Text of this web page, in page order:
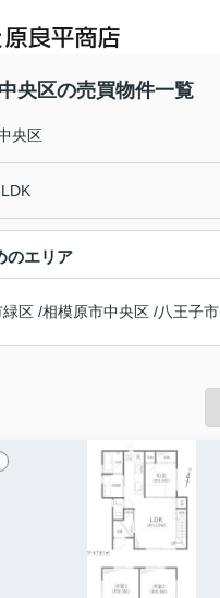
央区の売買物件一覧
央区
のエリア
緑区 /相模原市中央区 /八王子市